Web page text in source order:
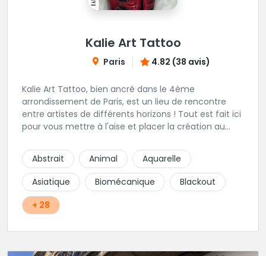
Kalie Art Tattoo
Paris 4.82 (38 avis)
Kalie Art Tattoo, bien ancré dans le 4ème
arrondissement de Paris, est un lieu de rencontre
entre artistes de différents horizons ! Tout est fait ici
pour vous mettre à l'aise et placer la création au
Abstrait
Animal
Aquarelle
Asiatique
Biomécanique
Blackout
+ 28